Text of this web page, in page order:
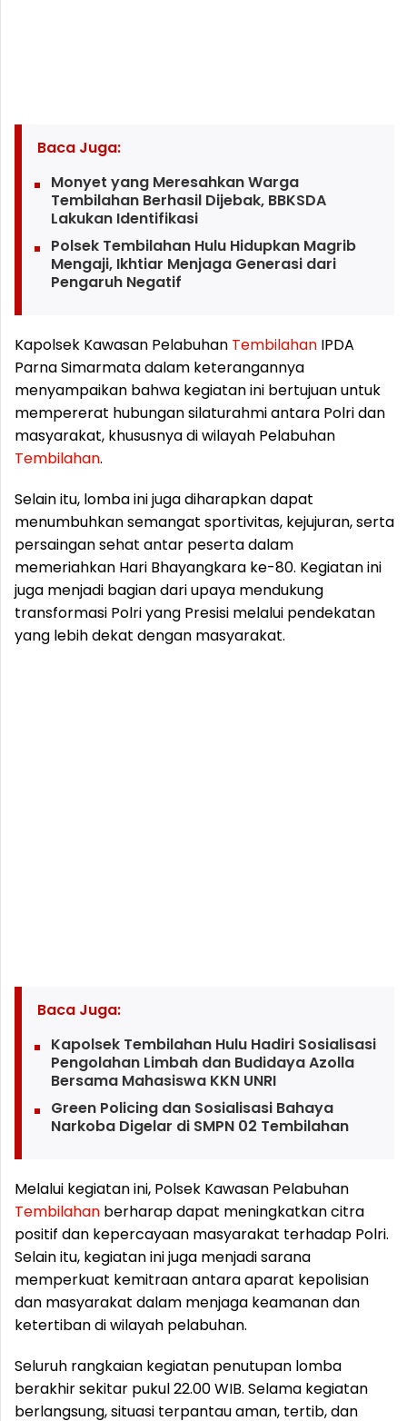
Baca Juga:
Monyet yang Meresahkan Warga
Tembilahan Berhasil Dijebak, BBKSDA
Lakukan Identifikasi
Polsek Tembilahan Hulu Hidupkan Magrib
Mengaji, Ikhtiar Menjaga Generasi dari
Pengaruh Negatif
Kapolsek Kawasan Pelabuhan Tembilahan IPDA
Parna Simarmata dalam keterangannya
menyampaikan bahwa kegiatan ini bertujuan untuk
mempererat hubungan silaturahmi antara Polri dan
masyarakat, khususnya di wilayah Pelabuhan
Tembilahan.
Selain itu, lomba ini juga diharapkan dapat
menumbuhkan semangat sportivitas, kejujuran, serta
persaingan sehat antar peserta dalam
memeriahkan Hari Bhayangkara ke-80. Kegiatan ini
juga menjadi bagian dari upaya mendukung
transformasi Polri yang Presisi melalui pendekatan
yang lebih dekat dengan masyarakat.
Baca Juga:
Kapolsek Tembilahan Hulu Hadiri Sosialisasi
Pengolahan Limbah dan Budidaya Azolla
Bersama Mahasiswa KKN UNRI
Green Policing dan Sosialisasi Bahaya
Narkoba Digelar di SMPN 02 Tembilahan
Melalui kegiatan ini, Polsek Kawasan Pelabuhan
Tembilahan berharap dapat meningkatkan citra
positif dan kepercayaan masyarakat terhadap Polri.
Selain itu, kegiatan ini juga menjadi sarana
memperkuat kemitraan antara aparat kepolisian
dan masyarakat dalam menjaga keamanan dan
ketertiban di wilayah pelabuhan.
Seluruh rangkaian kegiatan penutupan lomba
berakhir sekitar pukul 22.00 WIB. Selama kegiatan
berlangsung, situasi terpantau aman, tertib, dan